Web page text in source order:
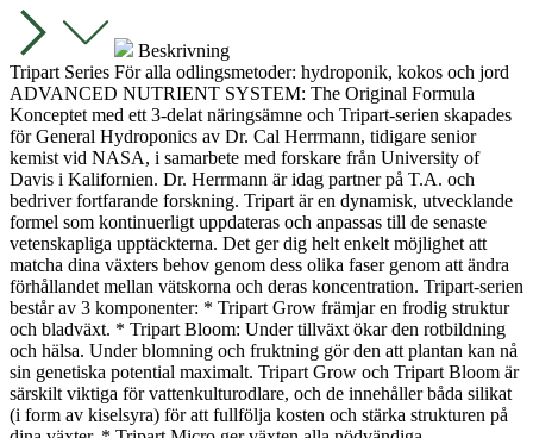
Soft
Water
serie
mängd
Beskrivning
Tripart Series För alla odlingsmetoder: hydroponik, kokos och jord
ADVANCED NUTRIENT SYSTEM: The Original Formula
Konceptet med ett 3-delat näringsämne och Tripart-serien skapades
för General Hydroponics av Dr. Cal Herrmann, tidigare senior
kemist vid NASA, i samarbete med forskare från University of
Davis i Kalifornien. Dr. Herrmann är idag partner på T.A. och
bedriver fortfarande forskning. Tripart är en dynamisk, utvecklande
formel som kontinuerligt uppdateras och anpassas till de senaste
vetenskapliga upptäckterna. Det ger dig helt enkelt möjlighet att
matcha dina växters behov genom dess olika faser genom att ändra
förhållandet mellan vätskorna och deras koncentration. Tripart-serien
består av 3 komponenter: * Tripart Grow främjar en frodig struktur
och bladväxt. * Tripart Bloom: Under tillväxt ökar den rotbildning
och hälsa. Under blomning och fruktning gör den att plantan kan nå
sin genetiska potential maximalt. Tripart Grow och Tripart Bloom är
särskilt viktiga för vattenkulturodlare, och de innehåller båda silikat
(i form av kiselsyra) för att fullfölja kosten och stärka strukturen på